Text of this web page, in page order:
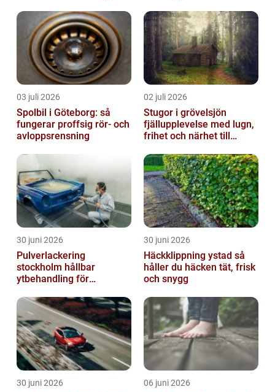
03 juli 2026
Spolbil i Göteborg: så
fungerar proffsig rör- och
avloppsrensning
02 juli 2026
Stugor i grövelsjön
fjällupplevelse med lugn,
frihet och närhet till
30 juni 2026
Pulverlackering
stockholm hållbar
ytbehandling för
30 juni 2026
Häckklippning ystad så
håller du häcken tät, frisk
och snygg
30 juni 2026 06 juni 2026